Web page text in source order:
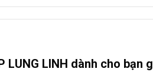
LUNG LINH dành cho bạn